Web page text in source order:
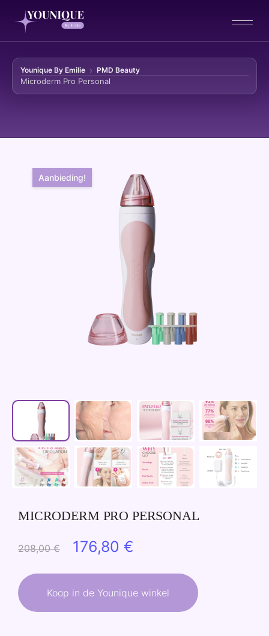
Younique By Emilie PMD Beauty
Microderm Pro Personal
Ga naar de inhoud
Aanbieding!
MICRODERM PRO PERSONAL
208,00€
Oorspronkelijke
was:
176,80 €
176,80 €.
Koop in de Younique winkel